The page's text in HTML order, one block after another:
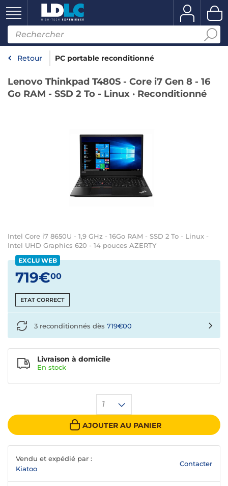
Retour PC portable reconditionné
Lenovo Thinkpad T480S - Core i7 Gen 8 - 16
Go RAM - SSD 2 To - Linux · Reconditionné
Intel Core i7 8650U - 1,9 GHz - 16Go RAM - SSD 2 To - Linux -
Intel UHD Graphics 620 - 14 pouces AZERTY
EXCLU WEB
719€00
ETAT CORRECT
1
AJOUTER AU PANIER
Livraison à domicile
En stock
3 reconditionnés dès 719€00
Vendu et expédié par :
Kiatoo
Contacter